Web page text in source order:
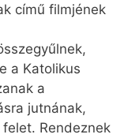
című filmjének
a Katolikus
a
jutnának,
Rendeznek